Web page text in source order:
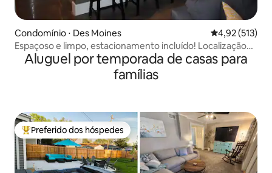
Condomínio ⋅ Des Moines 4,92 de uma
4,92 (513)
Espaçoso e limpo, estacionamento incluído! Localização
privilegiada!
Aluguel por temporada de casas para
famílias
Entre os melhores preferidos dos hóspedes
Preferido dos hóspedes